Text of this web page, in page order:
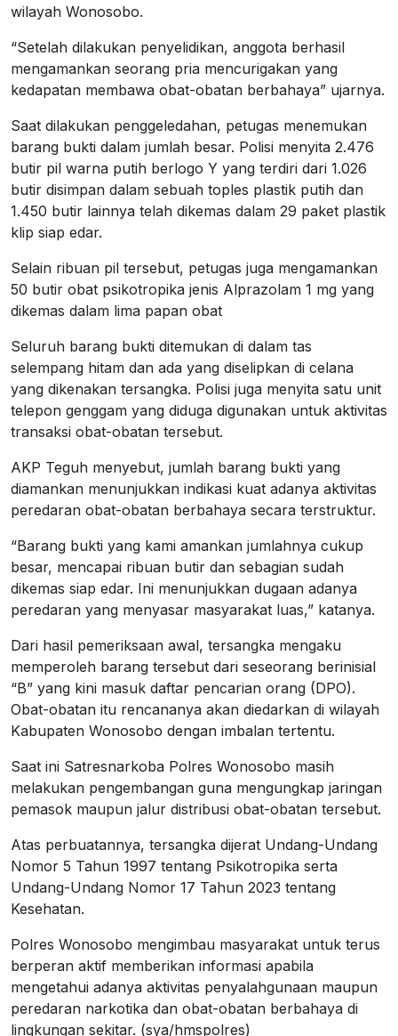
wilayah Wonosobo.
“Setelah dilakukan penyelidikan, anggota berhasil
mengamankan seorang pria mencurigakan yang
kedapatan membawa obat-obatan berbahaya” ujarnya.
Saat dilakukan penggeledahan, petugas menemukan
barang bukti dalam jumlah besar. Polisi menyita 2.476
butir pil warna putih berlogo Y yang terdiri dari 1.026
butir disimpan dalam sebuah toples plastik putih dan
1.450 butir lainnya telah dikemas dalam 29 paket plastik
klip siap edar.
Selain ribuan pil tersebut, petugas juga mengamankan
50 butir obat psikotropika jenis Alprazolam 1 mg yang
dikemas dalam lima papan obat
Seluruh barang bukti ditemukan di dalam tas
selempang hitam dan ada yang diselipkan di celana
yang dikenakan tersangka. Polisi juga menyita satu unit
telepon genggam yang diduga digunakan untuk aktivitas
transaksi obat-obatan tersebut.
AKP Teguh menyebut, jumlah barang bukti yang
diamankan menunjukkan indikasi kuat adanya aktivitas
peredaran obat-obatan berbahaya secara terstruktur.
“Barang bukti yang kami amankan jumlahnya cukup
besar, mencapai ribuan butir dan sebagian sudah
dikemas siap edar. Ini menunjukkan dugaan adanya
peredaran yang menyasar masyarakat luas,” katanya.
Dari hasil pemeriksaan awal, tersangka mengaku
memperoleh barang tersebut dari seseorang berinisial
“B” yang kini masuk daftar pencarian orang (DPO).
Obat-obatan itu rencananya akan diedarkan di wilayah
Kabupaten Wonosobo dengan imbalan tertentu.
Saat ini Satresnarkoba Polres Wonosobo masih
melakukan pengembangan guna mengungkap jaringan
pemasok maupun jalur distribusi obat-obatan tersebut.
Atas perbuatannya, tersangka dijerat Undang-Undang
Nomor 5 Tahun 1997 tentang Psikotropika serta
Undang-Undang Nomor 17 Tahun 2023 tentang
Kesehatan.
Polres Wonosobo mengimbau masyarakat untuk terus
berperan aktif memberikan informasi apabila
mengetahui adanya aktivitas penyalahgunaan maupun
peredaran narkotika dan obat-obatan berbahaya di
lingkungan sekitar. (sya/hmspolres)